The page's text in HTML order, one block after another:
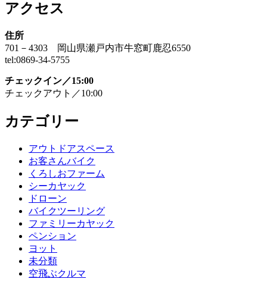
アクセス
住所
701－4303 岡山県瀬戸内市牛窓町鹿忍6550
tel:0869-34-5755
チェックイン／15:00
チェックアウト／10:00
カテゴリー
アウトドアスペース
お客さんバイク
くろしおファーム
シーカヤック
ドローン
バイクツーリング
ファミリーカヤック
ペンション
ヨット
未分類
空飛ぶクルマ